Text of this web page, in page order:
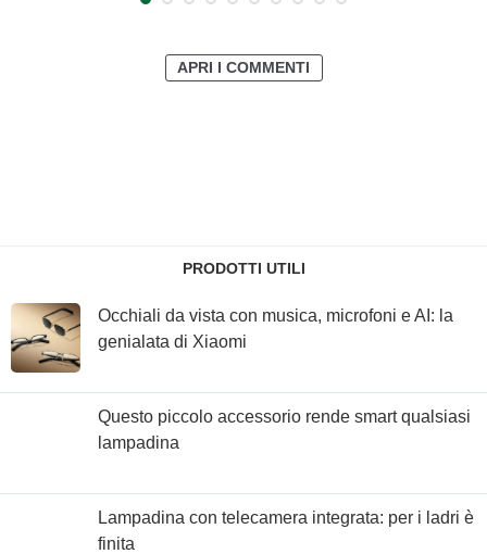
APRI I COMMENTI
PRODOTTI UTILI
Occhiali da vista con musica, microfoni e AI: la
genialata di Xiaomi
Questo piccolo accessorio rende smart qualsiasi
lampadina
Lampadina con telecamera integrata: per i ladri è
finita